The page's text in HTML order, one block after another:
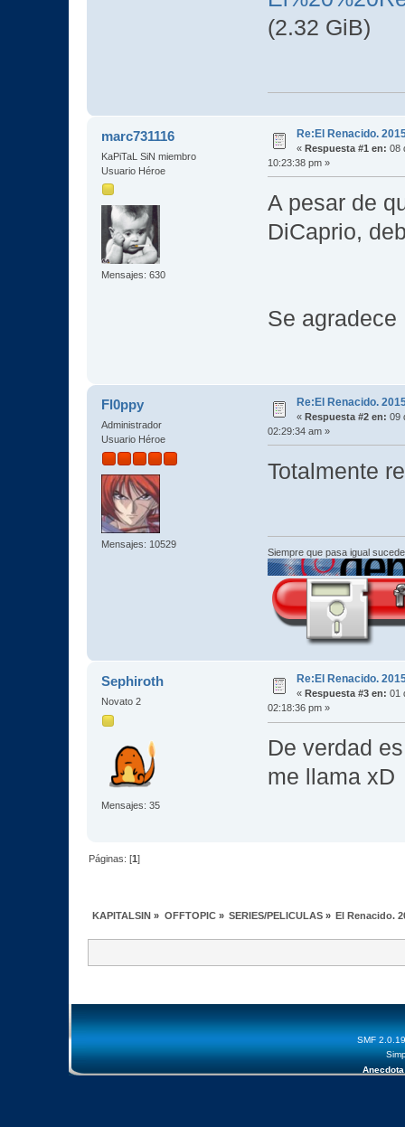
(2.32 GiB)
marc731116
KaPiTaL SiN miembro
Usuario Héroe
Mensajes: 630
Re:El Renacido.
« Respuesta #1 en: 08
10:23:38 pm »
A pesar de
DiCaprio,
Se
Fl0ppy
Administrador
Usuario Héroe
Mensajes: 10529
Re:El Renacido.
« Respuesta #2 en: 09
02:29:34 am »
Totalmente
Siempre que pasa igual
Sephiroth
Novato 2
Mensajes: 35
Re:El Renacido.
« Respuesta #3 en: 01
02:18:36 pm »
De verdad
me llama xD
Páginas: [1]
KAPITALSIN » OFFTOPIC» SERIES/PELICULAS» El Renacido.
SMF 2.0.19
Anecdota